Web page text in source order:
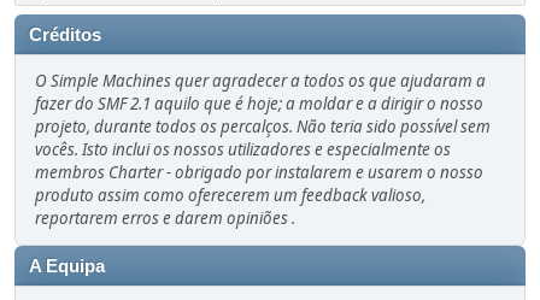
Créditos
O Simple Machines quer agradecer a todos os que ajudaram a
fazer do SMF 2.1 aquilo que é hoje; a moldar e a dirigir o nosso
projeto, durante todos os percalços. Não teria sido possível sem
vocês. Isto inclui os nossos utilizadores e especialmente os
membros Charter - obrigado por instalarem e usarem o nosso
produto assim como oferecerem um feedback valioso,
reportarem erros e darem opiniões .
A Equipa